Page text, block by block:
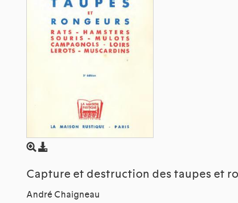
Capture et destruction des taupes et
André Chaigneau